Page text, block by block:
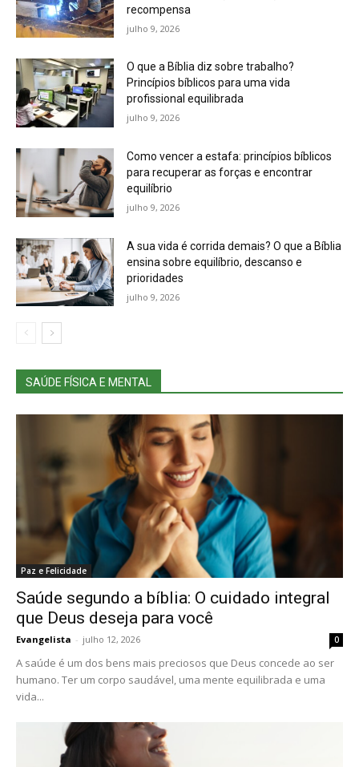
recompensa
julho 9, 2026
O que a Bíblia diz sobre trabalho?
Princípios bíblicos para uma vida
profissional equilibrada
julho 9, 2026
Como vencer a estafa: princípios bíblicos
para recuperar as forças e encontrar
equilíbrio
julho 9, 2026
A sua vida é corrida demais? O que a Bíblia
ensina sobre equilíbrio, descanso e
prioridades
julho 9, 2026
SAÚDE FÍSICA E MENTAL
Paz e Felicidade
Saúde segundo a bíblia: O cuidado integral
que Deus deseja para você
Evangelista - julho 12, 2026 0
A saúde é um dos bens mais preciosos que Deus concede ao ser
humano. Ter um corpo saudável, uma mente equilibrada e uma
vida...